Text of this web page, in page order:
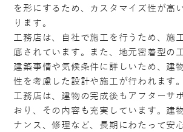
を形にするため、カスタマイズ性が高
ります。
工務店は、自社で施工を行うため、施
底されています。また、地元密着型の
建築事情や気候条件に詳しいため、建
性を考慮した設計や施工が行われます。
工務店は、建物の完成後もアフターサ
おり、その内容も充実しています。建
ナンス、修理など、長期にわたって安